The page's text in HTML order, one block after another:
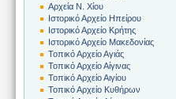
Αρχεία Ν. Χίου
Ιστορικό Αρχείο Ηπείρου
Ιστορικό Αρχείο Κρήτης
Ιστορικό Αρχείο Μακεδονίας
Τοπικό Αρχείο Αγιάς
Τοπικό Αρχείο Αίγινας
Τοπικό Αρχείο Αιγίου
Τοπικό Αρχείο Κυθήρων